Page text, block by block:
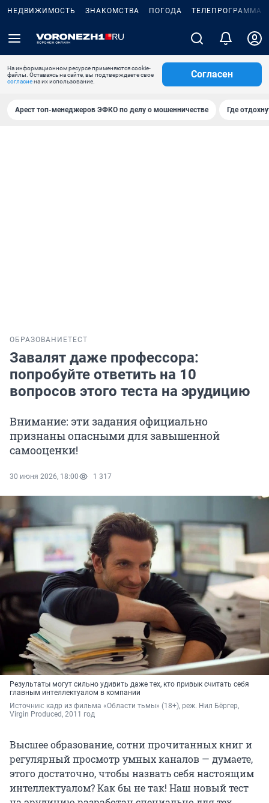
НЕДВИЖИМОСТЬ ЗНАКОМСТВА ПОГОДА ТЕЛЕПРОГРАММА
На информационном ресурсе применяются cookie-
файлы. Оставаясь на сайте, вы подтверждаете свое
согласиена их использование.
Согласен
Арест топ-менеджеров ЭФКО по делу о мошенничестве Где
ОБРАЗОВАНИЕТЕСТ
Завалят даже профессора:
попробуйте ответить на 10
вопросов этого теста на эрудицию
Внимание: эти задания официально
признаны опасными для завышенной
самооценки!
30 июня 2026, 18:00 1 317
Результаты могут сильно удивить даже тех, кто привык считать себя
главным интеллектуалом в компании
Источник: кадр из фильма «Области тьмы» (18+), реж. Нил Бёргер,
Virgin Produced, 2011 год
Высшее образование, сотни прочитанных книг и
регулярный просмотр умных каналов — думаете,
этого достаточно, чтобы назвать себя настоящим
интеллектуалом? Как бы не так! Наш новый тест